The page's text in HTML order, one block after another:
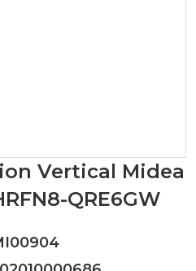
Vertical Midea
QRE6GW